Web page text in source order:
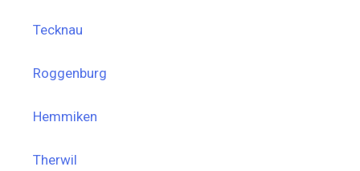
Tecknau
Roggenburg
Hemmiken
Therwil